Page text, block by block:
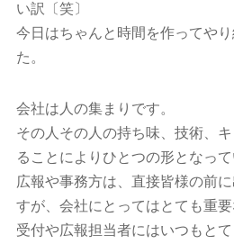
い訳〔笑〕
今日はちゃんと時間を作ってや
た。
会社は人の集まりです。
その人その人の持ち味、技術、
ることによりひとつの形となって
広報や事務方は、直接皆様の前
すが、会社にとってはとても重要
受付や広報担当者にはいつもと